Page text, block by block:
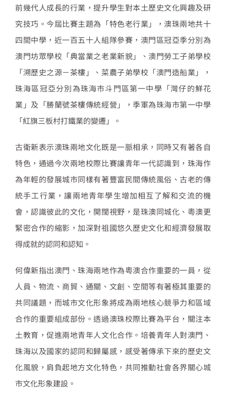
前幾代人成長的行業，提升學生對本土歷史文化興趣及研
究技巧。今屆比賽主題為「特色老行業」，澳珠兩地共十
四間中學，近一百五十人組隊參賽，澳門區冠亞季分別為
澳門坊眾學校「典當業之老業新貌」、澳門勞工子弟學校
「溯歷史之源－茶樓」、菜農子弟學校「澳門造船業」，
珠海區冠亞分別為珠海市斗門區第一中學「灣仔的鮮花
業」及「勝蘭號茶樓傳統經營」，季軍為珠海市第一中學
「紅旗三板村打鐵業的變遷」。
古衛新表示澳珠兩地文化既是一脈相承，同時又有著各自
特色，通過今次兩地校際比賽讓青年一代認識到，珠海作
為年輕的發展城市同樣有著豐富民間傳統風俗、古老的傳
統手工行業，讓兩地青年學生增加相互了解和交流的機
會，認識彼此的文化，開闊視野，是珠澳同城化、粵澳更
緊密合作的縮影，加深對祖國悠久歷史文化和經濟發展取
得成就的認同和認知。
何偉新指出澳門、珠海兩地作為粵澳合作重要的一員，從
人員、物流、商貿、通關、文創、空間等有著極其重要的
共同議題，而城市文化形象將成為兩地核心競爭力和區域
合作的重要組成部份。透過澳珠校際比賽為平台，關注本
土教育，促進兩地青年人文化合作。培養青年人對澳門、
珠海以及國家的認同和歸屬感，感受著傳承下來的歷史文
化風貌，肩負起地方文化特色，共同推動社會各界關心城
市文化形象建設。